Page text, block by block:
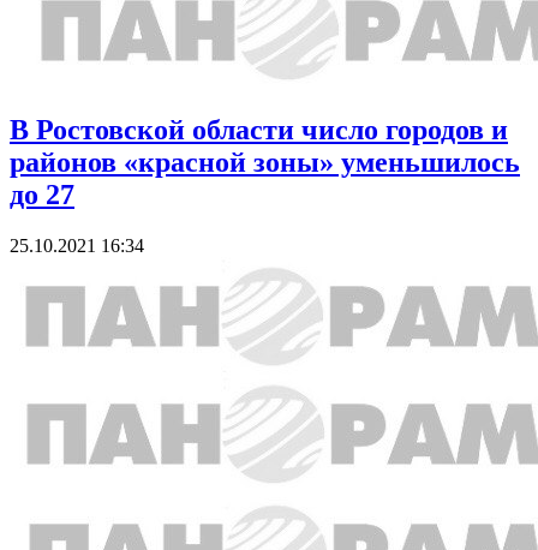
В Ростовской области число городов и
районов «красной зоны» уменьшилось
до 27
25.10.2021 16:34